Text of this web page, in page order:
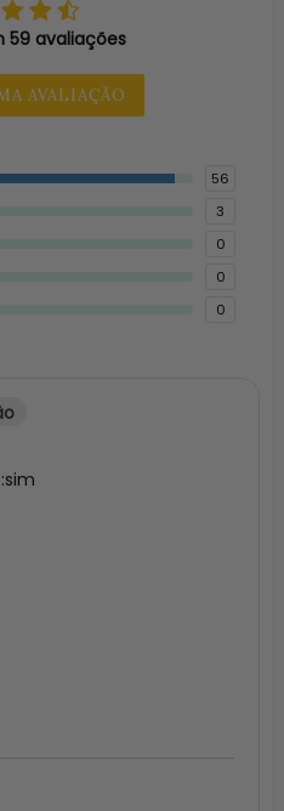
59 avaliações
AVALIAÇÃO
56
3
0
0
0